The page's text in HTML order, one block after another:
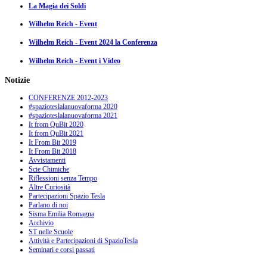
La Magia dei Soldi
Wilhelm Reich - Event
Wilhelm Reich - Event 2024 la Conferenza
Wilhelm Reich - Event i Video
Notizie
CONFERENZE 2012-2023
#spazioteslalanuovaforma 2020
#spazioteslalanuovaforma 2021
It from QuBit 2020
It from QuBit 2021
It From Bit 2019
It From Bit 2018
Avvistamenti
Scie Chimiche
Riflessioni senza Tempo
Altre Curiosità
Partecipazioni Spazio Tesla
Parlano di noi
Sisma Emilia Romagna
Archivio
ST nelle Scuole
Attività e Partecipazioni di SpazioTesla
Seminari e corsi passati